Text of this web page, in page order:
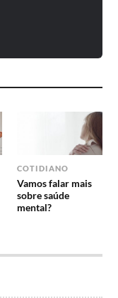
COTIDIANO
Vamos falar mais
sobre saúde
mental?